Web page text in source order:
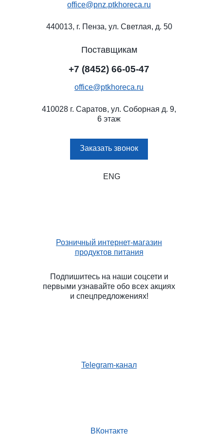
office@pnz.ptkhoreca.ru
440013, г. Пенза, ул. Светлая, д. 50
Поставщикам
+7 (8452) 66-05-47
office@ptkhoreca.ru
410028 г. Саратов, ул. Соборная д. 9,
6 этаж
Заказать звонок
ENG
Розничный интернет-магазин
продуктов питания
Подпишитесь на наши соцсети и
первыми узнавайте обо всех акциях
и спецпредложениях!
Telegram-канал
ВКонтакте